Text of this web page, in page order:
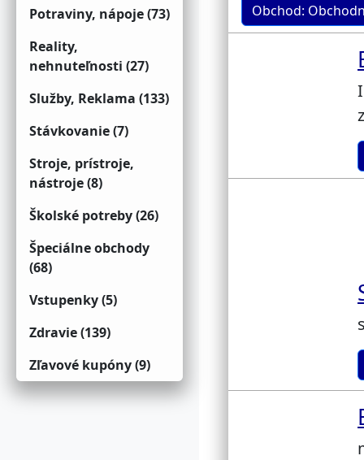
Potraviny, nápoje (73)
Reality,
nehnuteľnosti (27)
Služby, Reklama (133)
Stávkovanie (7)
Stroje, prístroje,
nástroje (8)
Školské potreby (26)
Špeciálne obchody
(68)
Vstupenky (5)
Zdravie (139)
Zľavové kupóny (9)
Obchod: